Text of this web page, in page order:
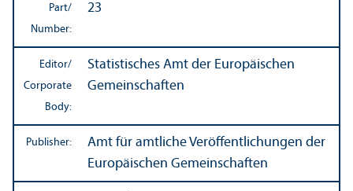
Part/
Number:
23
Editor/
Corporate
Body:
Statistisches Amt der Europäischen
Gemeinschaften
Publisher:
Amt für amtliche Veröffentlichungen der
Europäischen Gemeinschaften